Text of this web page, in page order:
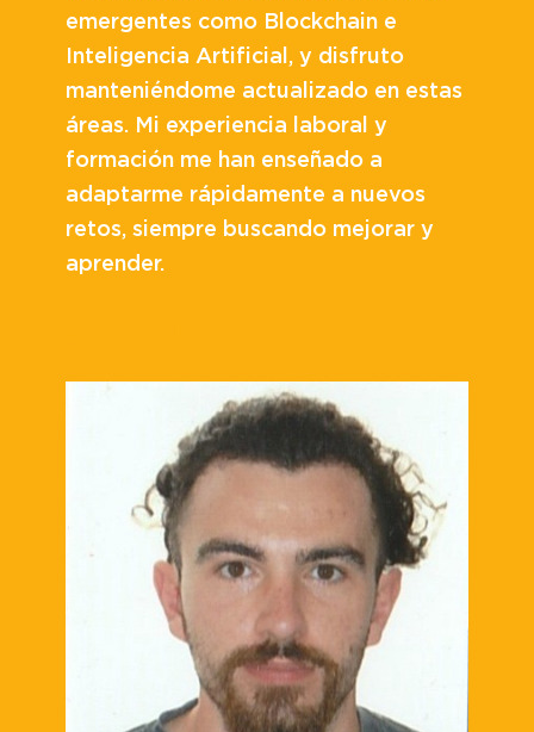
emergentes como Blockchain e
Inteligencia Artificial, y disfruto
manteniéndome actualizado en estas
áreas. Mi experiencia laboral y
formación me han enseñado a
adaptarme rápidamente a nuevos
retos, siempre buscando mejorar y
aprender.